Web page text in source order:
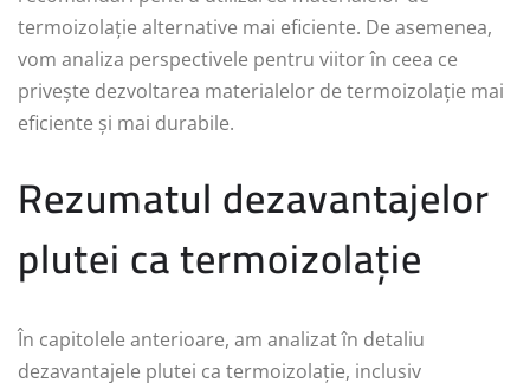
termoizolație alternative mai eficiente. De asemenea,
vom analiza perspectivele pentru viitor în ceea ce
privește dezvoltarea materialelor de termoizolație mai
eficiente și mai durabile.
Rezumatul dezavantajelor
plutei ca termoizolație
În capitolele anterioare, am analizat în detaliu
dezavantajele plutei ca termoizolație, inclusiv